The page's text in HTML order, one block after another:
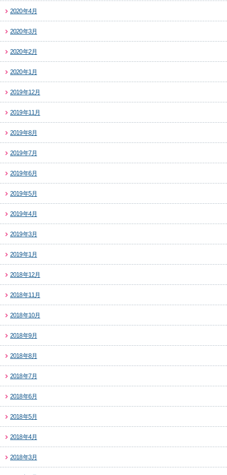
2020年4月
2020年3月
2020年2月
2020年1月
2019年12月
2019年11月
2019年8月
2019年7月
2019年6月
2019年5月
2019年4月
2019年3月
2019年1月
2018年12月
2018年11月
2018年10月
2018年9月
2018年8月
2018年7月
2018年6月
2018年5月
2018年4月
2018年3月